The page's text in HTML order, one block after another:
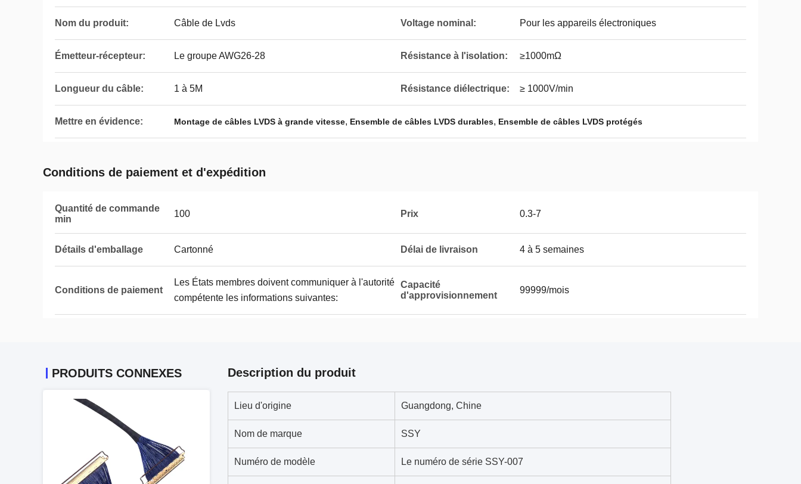
Nom du produit: Câble de Lvds Voltage nominal: Pour les appareils électroniques
Émetteur-récepteur: Le groupe AWG26-28 Résistance à l'isolation: ≥1000mΩ
Longueur du câble: 1 à 5M Résistance diélectrique: ≥ 1000V/min
Mettre en évidence: Montage de câbles LVDS à grande vitesse, Ensemble de câbles LVDS durables, Ensemble de câbles LVDS protégés
Conditions de paiement et d'expédition
Quantité de commande
min
100 Prix 0.3-7
Détails d'emballage Cartonné Délai de livraison 4 à 5 semaines
Conditions de paiement
Les États membres doivent communiquer à l'autorité
compétente les informations suivantes:
Capacité
d'approvisionnement
99999/mois
PRODUITS CONNEXES Description du produit
Lieu d'origine Guangdong, Chine
Nom de marque SSY
Numéro de modèle Le numéro de série SSY-007